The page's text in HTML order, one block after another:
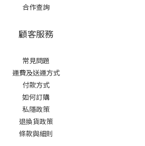
合作查詢
顧客服務
常見問題
運費及送運方式
付款方式
如何訂購
私隱政策
退換貨政策
條款與細則